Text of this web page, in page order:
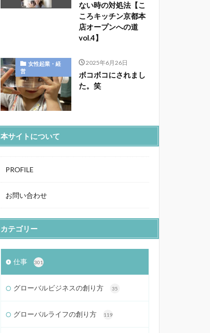
ない時の対処法【こ
ころキッチン京都本
店オープンへの道
vol.4】
女性起業・経
営
2025年6月26日
ボコボコにされまし
た。笑
本サイトについて
PROFILE
お問い合わせ
カテゴリー
仕事 301
グローバルビジネスの創り方 35
グローバルライフの創り方 119